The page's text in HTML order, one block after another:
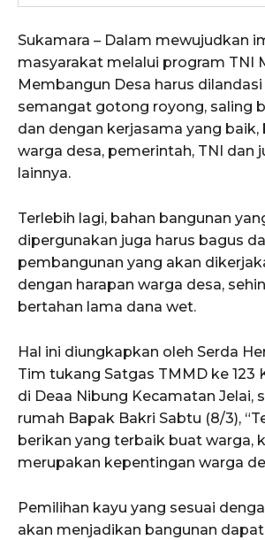
Sukamara – Dalam mewujudkan
masyarakat melalui program TNI
Membangun Desa harus
semangat gotong royong, saling
dan dengan kerjasama yang baik,
warga desa, pemerintah, TNI dan
lainnya.
Terlebih lagi, bahan bangunan
dipergunakan juga harus bagus
pembangunan yang akan
dengan harapan warga desa,
bertahan lama dana wet.
Hal ini diungkapkan oleh Serda
Tim tukang Satgas TMMD ke 123
di Deaa Nibung Kecamatan Jelai,
rumah Bapak Bakri Sabtu (8/3),
berikan yang terbaik buat warga,
merupakan kepentingan warga
Pemilihan kayu yang sesuai
akan menjadikan bangunan